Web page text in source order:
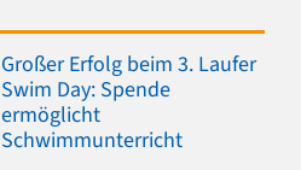
Großer Erfolg beim 3. Laufer
Swim Day: Spende
ermöglicht
Schwimmunterricht